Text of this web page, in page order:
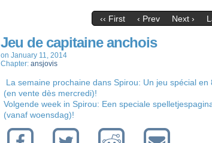
‹‹ First ‹ Prev Next ›
Jeu de capitaine anchois
on January 11, 2014
Chapter: ansjovis
La semaine prochaine dans Spirou: Un jeu spécial en
(en vente dès mercredi)!
Volgende week in Spirou: Een speciale
(vanaf woensdag)!